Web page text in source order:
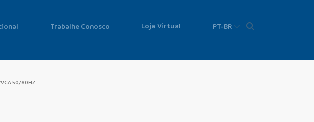
Trabalhe Conosco Loja Virtual PT-BR
50/60HZ